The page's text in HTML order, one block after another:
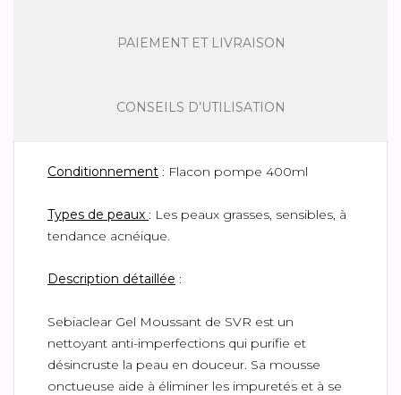
PAIEMENT ET LIVRAISON
CONSEILS D’UTILISATION
Conditionnement : Flacon pompe 400ml
Types de peaux : Les peaux grasses, sensibles, à
tendance acnéique.
Description détaillée :
Sebiaclear Gel Moussant de SVR est un
nettoyant anti-imperfections qui purifie et
désincruste la peau en douceur. Sa mousse
onctueuse aide à éliminer les impuretés et à se